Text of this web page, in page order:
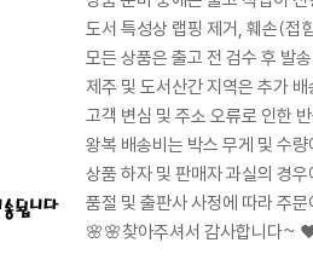
도서 특성상 랩핑 제거, 훼손(접
모든 상품은 출고 전 검수 후 발
제주 및 도서산간 지역은 추가
고객 변심 및 주소 오류로 인한
왕복 배송비는 박스 무게 및 수
상품 하자 및 판매자 과실의 경
품절 및 출판사 사정에 따라 주
🌸🌸찾아주셔서 감사합니다~